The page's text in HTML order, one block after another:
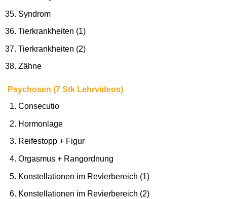
Syndrom
Tierkrankheiten (1)
Tierkrankheiten (2)
Zähne
Psychosen (7 Stk Lehrvideos)
Consecutio
Hormonlage
Reifestopp + Figur
Orgasmus + Rangordnung
Konstellationen im Revierbereich (1)
Konstellationen im Revierbereich (2)